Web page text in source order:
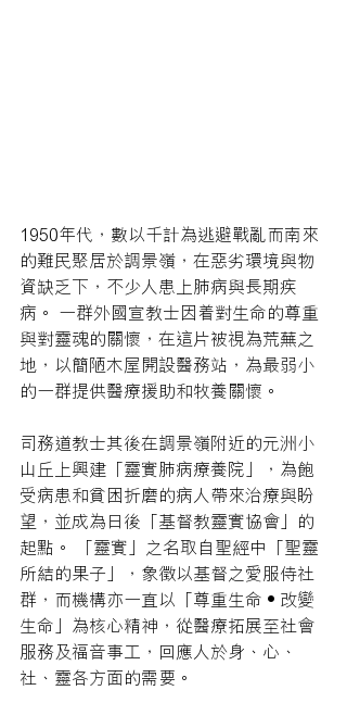
1950年代，數以千計為逃避戰亂而南來
的難民聚居於調景嶺，在惡劣環境與物
資缺乏下，不少人患上肺病與長期疾
病。 一群外國宣教士因着對生命的尊重
與對靈魂的關懷，在這片被視為荒蕪之
地，以簡陋木屋開設醫務站，為最弱小
的一群提供醫療援助和牧養關懷。
司務道教士其後在調景嶺附近的元洲小
山丘上興建「靈實肺病療養院」，為飽
受病患和貧困折磨的病人帶來治療與盼
望，並成為日後「基督教靈實協會」的
起點。 「靈實」之名取自聖經中「聖靈
所結的果子」，象徵以基督之愛服侍社
群，而機構亦一直以「尊重生命‧改變
生命」為核心精神，從醫療拓展至社會
服務及福音事工，回應人於身、心、
社、靈各方面的需要。